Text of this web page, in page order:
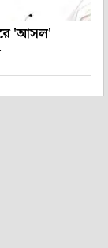
'আসল'